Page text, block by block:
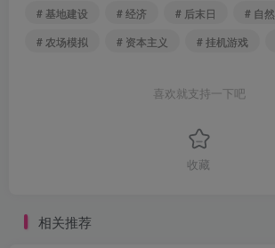
# 基地建设
# 经济 # 后末日 # 自然
# 农场模拟
# 资本主义 # 挂机游戏
喜欢就支持一下吧
收藏
相关推荐